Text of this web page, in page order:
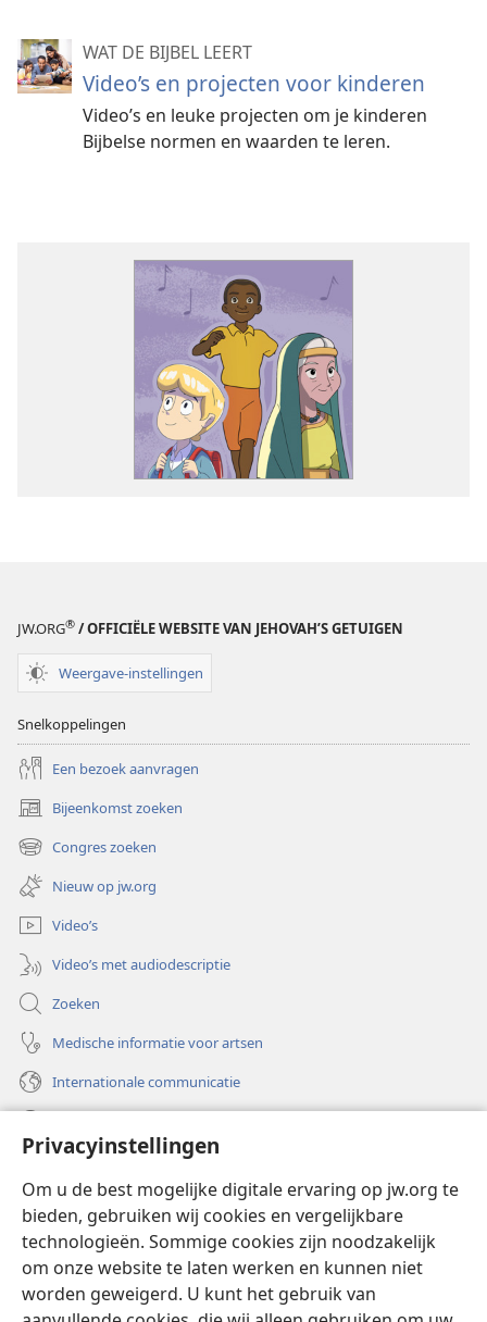
Privacyinstellingen
Om u de best mogelijke digitale ervaring op jw.org te
bieden, gebruiken wij cookies en vergelijkbare
technologieën. Sommige cookies zijn noodzakelijk
om onze website te laten werken en kunnen niet
worden geweigerd. U kunt het gebruik van
WAT DE BIJBEL LEERT
Video’s en projecten voor kinderen
Video’s en leuke projecten om je kinderen
Bijbelse normen en waarden te leren.
JW.ORG® / OFFICIËLE WEBSITE VAN JEHOVAH’S GETUIGEN
Weergave-instellingen
Snelkoppelingen
Een bezoek aanvragen
Bijeenkomst zoeken
(opent
nieuw
venster)
Congres zoeken
(opent
nieuw
venster)
Nieuw op jw.org
Video’s
Video’s met audiodescriptie
Zoeken
Medische informatie voor artsen
Internationale communicatie
(opent
nieuw
venster)Watchtower ONLINE LIBRARY™
(opent
nieuw
venster)JW Hub ®
(opent
nieuw